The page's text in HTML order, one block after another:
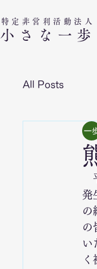
特定非営利活動法人​
小さな一歩
All Posts
発
の
の
い